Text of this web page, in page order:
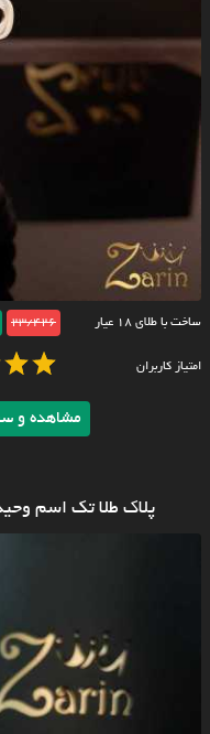
ساخت با طلای ۱۸ عیار 23/426
امتیاز کاربران
مشاهده و
پلاک طلا تک اسم